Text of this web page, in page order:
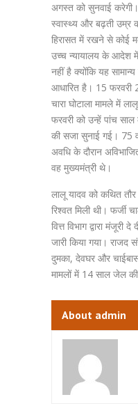
अगस्त को सुनवाई
स्वास्थ्य और बढ़ती उम्र
हिरासत में रखने से कोई
उच्च न्यायालय के आदेश
नहीं है क्योंकि यह
आधारित है। 15 फरवरी
चारा घोटाला मामले में
फरवरी को उन्हें पांच
की सजा सुनाई गई। 75
अवधि के दौरान
वह मुख्यमंत्री थे।
लालू यादव को कथित
रिश्वत मिली थी। फर्जी
वित्त विभाग द्वारा
जारी किया गया।
दुमका, देवघर और
मामलों में 14 साल जेल
About admin